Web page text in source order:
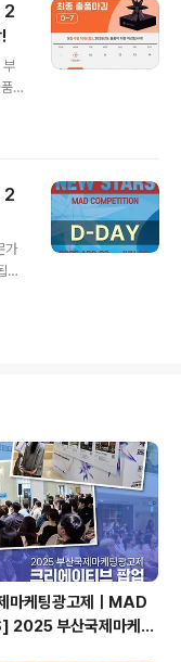
2
2
가
니
루
2
마케팅광고제ㅣMAD
2025 부산국제마케팅